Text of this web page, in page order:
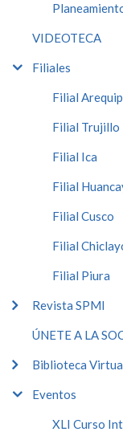
VIDEOTECA
Filiales
Filial
Filial Trujillo
Filial Ica
Filial
Filial Cusco
Filial
Filial Piura
Revista SPMI
ÚNETE A LA
Biblioteca
Eventos
XLI Curso